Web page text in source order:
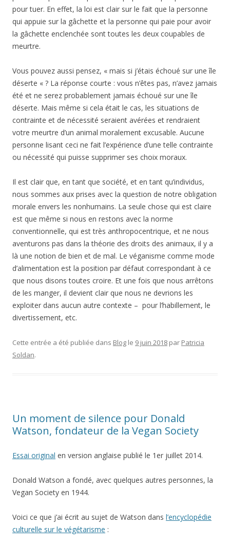
pour tuer. En effet, la loi est clair sur le fait que la personne
qui appuie sur la gâchette et la personne qui paie pour avoir
la gâchette enclenchée sont toutes les deux coupables de
meurtre.
Vous pouvez aussi pensez, « mais si j’étais échoué sur une île
déserte « ? La réponse courte : vous n’êtes pas, n’avez jamais
été et ne serez probablement jamais échoué sur une île
déserte. Mais même si cela était le cas, les situations de
contrainte et de nécessité seraient avérées et rendraient
votre meurtre d’un animal moralement excusable. Aucune
personne lisant ceci ne fait l’expérience d’une telle contrainte
ou nécessité qui puisse supprimer ses choix moraux.
Il est clair que, en tant que société, et en tant qu’individus,
nous sommes aux prises avec la question de notre obligation
morale envers les nonhumains. La seule chose qui est claire
est que même si nous en restons avec la norme
conventionnelle, qui est très anthropocentrique, et ne nous
aventurons pas dans la théorie des droits des animaux, il y a
là une notion de bien et de mal. Le véganisme comme mode
d’alimentation est la position par défaut correspondant à ce
que nous disons toutes croire. Et une fois que nous arrêtons
de les manger, il devient clair que nous ne devrions les
exploiter dans aucun autre contexte – pour l’habillement, le
divertissement, etc.
Cette entrée a été publiée dans Blog le 9 juin 2018 par Patricia
Soldan.
Un moment de silence pour Donald
Watson, fondateur de la Vegan Society
Essai original en version anglaise publié le 1er juillet 2014.
Donald Watson a fondé, avec quelques autres personnes, la
Vegan Society en 1944.
Voici ce que j’ai écrit au sujet de Watson dans l’encyclopédie
culturelle sur le végétarisme :